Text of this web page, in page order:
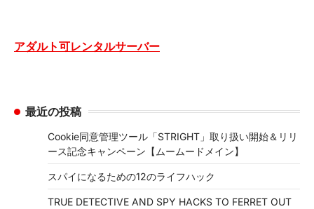
アダルト可レンタルサーバー
最近の投稿
Cookie同意管理ツール「STRIGHT」取り扱い開始＆リリ
ース記念キャンペーン【ムームードメイン】
スパイになるための12のライフハック
TRUE DETECTIVE AND SPY HACKS TO FERRET OUT